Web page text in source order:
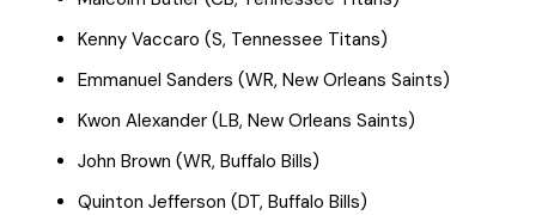
Kenny Vaccaro (S, Tennessee Titans)
Emmanuel Sanders (WR, New Orleans Saints)
Kwon Alexander (LB, New Orleans Saints)
John Brown (WR, Buffalo Bills)
Quinton Jefferson (DT, Buffalo Bills)